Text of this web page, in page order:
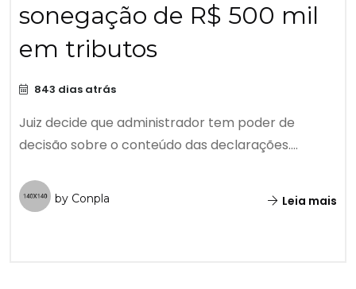
sonegação de R$ 500 mil
em tributos
843 dias atrás
Juiz decide que administrador tem poder de
decisão sobre o conteúdo das declarações....
by Conpla Leia mais